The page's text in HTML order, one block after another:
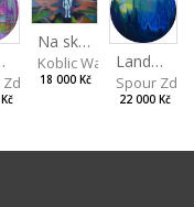
III
Na skalách
Koblic Walterová
18 000 Kč
Landscape II
Spour
22 000 Kč